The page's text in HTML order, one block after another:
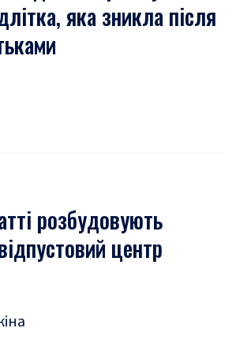
яка зникла після
розбудовують
центр